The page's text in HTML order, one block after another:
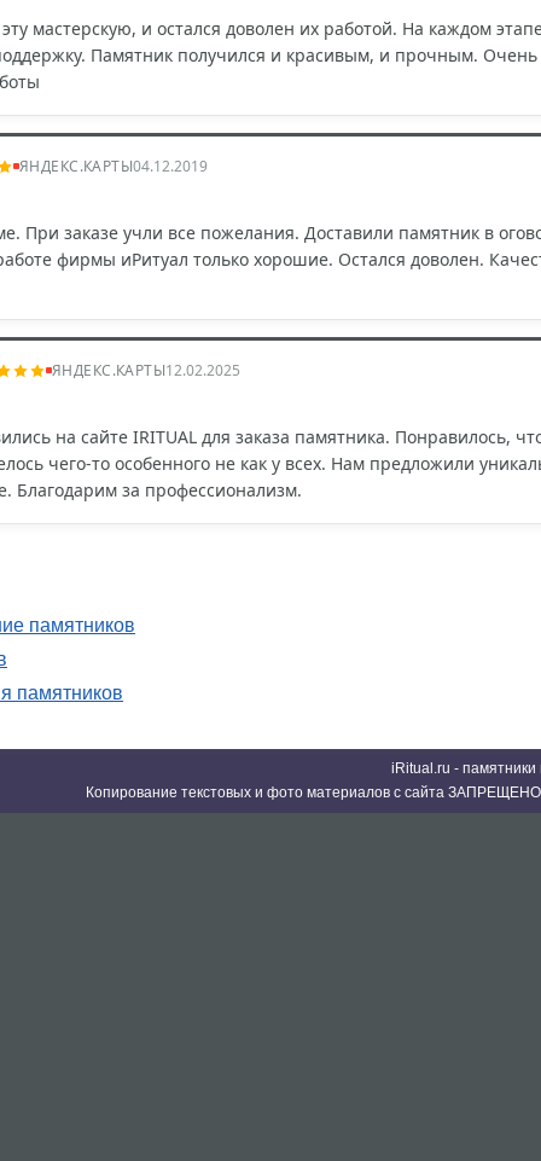
мастерскую, и остался доволен их работой. На каждом
Памятник получился и красивым, и прочным.
ЯНДЕКС.КАРТЫ04.12.2019
При заказе учли все пожелания. Доставили памятник в
фирмы иРитуал только хорошие. Остался доволен.
ЯНДЕКС.КАРТЫ12.02.2025
на сайте IRITUAL для заказа памятника. Понравилось,
чего-то особенного не как у всех. Нам предложили
Благодарим за профессионализм.
памятников
памятников
iRitual.ru -
Копирование текстовых и фото материалов с сайта